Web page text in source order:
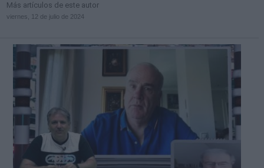
Más artículos de este autor
viernes, 12 de julio de 2024